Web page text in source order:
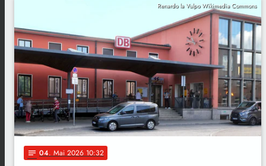
Renardo la Vulpo Wikimedia Commons
notes 04. Mai 2026 10:32